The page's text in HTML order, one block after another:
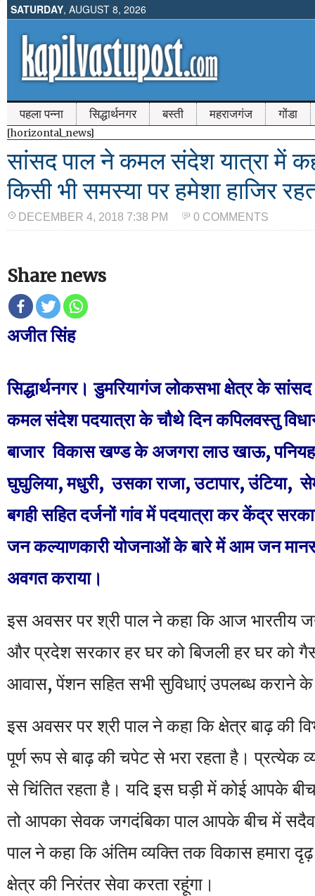
SATURDAY, AUGUST 8, 2026
पहला पन्ना सिद्धार्थनगर बस्ती महराजगंज गोंडा
[horizontal_news]
सांसद पाल ने कमल संदेश यात्रा में
किसी भी समस्या पर हमेशा हाजिर
DECEMBER 4, 2018 7:38 PM 0 COMMENTS
Share news
अजीत सिंह
सिद्धार्थनगर। डुमरियागंज लोकसभा क्षेत्र के
कमल संदेश पदयात्रा के चौथे दिन कपिलवस्तु
बाजार विकास खण्ड के अजगरा लाउ खाऊ,
घुघुलिया, मधुरी, उसका राजा, उटापार, उंटिया,
बगही सहित दर्जनों गांव में पदयात्रा कर केंद्र
जन कल्याणकारी योजनाओं के बारे में आम जन
अवगत कराया।
इस अवसर पर श्री पाल ने कहा कि आज भारतीय
और प्रदेश सरकार हर घर को बिजली हर घर को
आवास, पेंशन सहित सभी सुविधाएं उपलब्ध कराने
इस अवसर पर श्री पाल ने कहा कि क्षेत्र बाढ़ की
पूर्ण रूप से बाढ़ की चपेट से भरा रहता है। प्रत्येक
से चिंतित रहता है। यदि इस घड़ी में कोई आपके
तो आपका सेवक जगदंबिका पाल आपके बीच में सदैव
पाल ने कहा कि अंतिम व्यक्ति तक विकास हमारा
क्षेत्र की निरंतर सेवा करता रहूंगा।